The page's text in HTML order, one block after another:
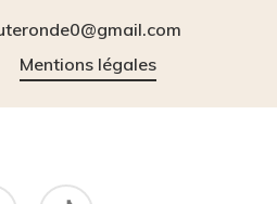
Mentions légales
tiktok